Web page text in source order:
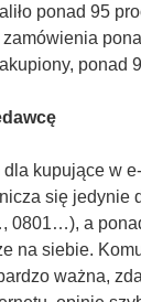
ponad 95
ponad
kupujące w
się jedynie
0801…), a
na siebie.
ważna,